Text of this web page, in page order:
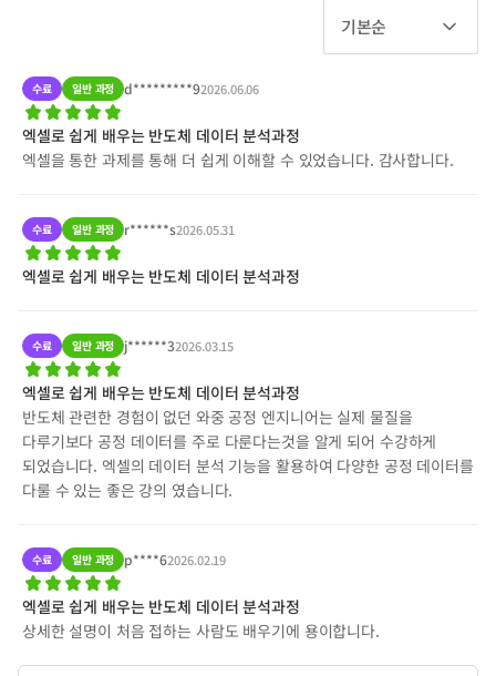
기본순
수료 일반 과정 d*********92026.06.06
엑셀로 쉽게 배우는 반도체 데이터 분석과정
엑셀을 통한 과제를 통해 더 쉽게 이해할 수 있었습니다. 감사합니다.
수료 일반 과정 r******s2026.05.31
엑셀로 쉽게 배우는 반도체 데이터 분석과정
수료 일반 과정 j******32026.03.15
엑셀로 쉽게 배우는 반도체 데이터 분석과정
반도체 관련한 경험이 없던 와중 공정 엔지니어는 실제 물질을
다루기보다 공정 데이터를 주로 다룬다는것을 알게 되어 수강하게
되었습니다. 엑셀의 데이터 분석 기능을 활용하여 다양한 공정 데이터를
다룰 수 있는 좋은 강의 였습니다.
수료 일반 과정 p****62026.02.19
엑셀로 쉽게 배우는 반도체 데이터 분석과정
상세한 설명이 처음 접하는 사람도 배우기에 용이합니다.